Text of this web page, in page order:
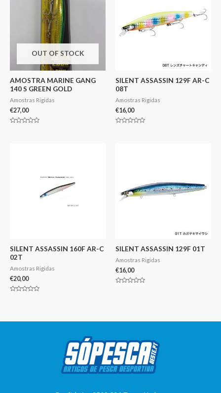
OUT OF STOCK
AMOSTRA MARINE GANG
140 S GREEN GOLD
Amostras Rigidas
€27,00
SILENT ASSASSIN 129F AR-C
08T
Amostras Rigidas
€16,00
SILENT ASSASSIN 160F AR-C
02T
Amostras Rigidas
€20,00
SILENT ASSASSIN 129F 01T
Amostras Rigidas
€16,00